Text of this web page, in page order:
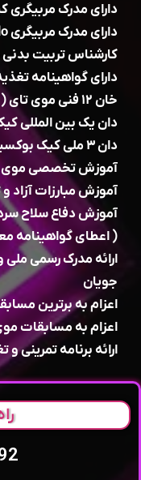
دارای مدرک
دارای مدرک مربیگری isdo استایل مبارزات
کارشناس تربیت بدنی
دارای گواهینامه
خان ۱۲ فنی موی تای ( kru )
دان یک بین المللی
دان ۳ ملی کیک بوکسینگ
آموزش تخصصی موی
آموزش مبارزات آزاد و
آموزش دفاع سلاح
( اعطای گواهینامه
ارائه مدرک رسمی
جویان
اعزام به برترین
اعزام به مسابقات
ارائه برنامه تمرینی